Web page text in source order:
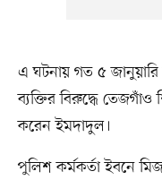
এ ঘটনায় গত ৫
ব্যক্তির বিরুদ্ধে তেজগাঁও
করেন ইমদাদুল।
পুলিশ কর্মকর্তা ইবনে